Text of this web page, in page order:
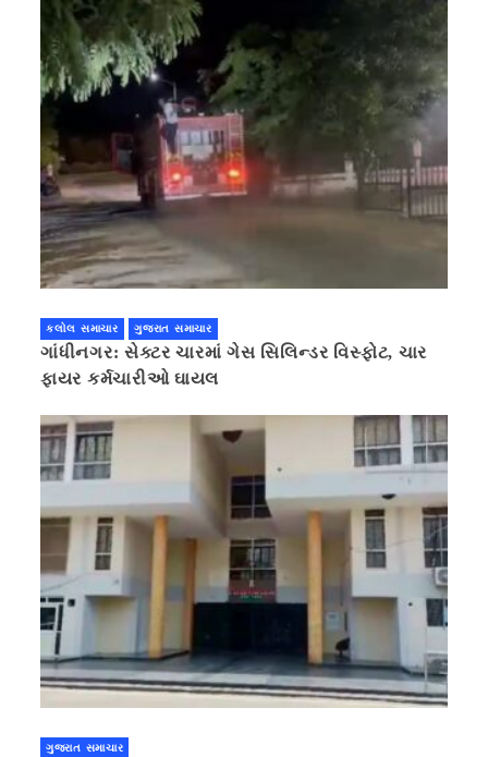
કલોલ સમાચાર ગુજરાત સમાચાર
ગાંધીનગર: સેક્ટર ચારમાં ગેસ સિલિન્ડર વિસ્ફોટ, ચાર
ફાયર કર્મચારીઓ ઘાયલ
ગુજરાત સમાચાર